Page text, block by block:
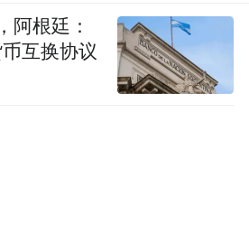
阿根廷：
互换协议